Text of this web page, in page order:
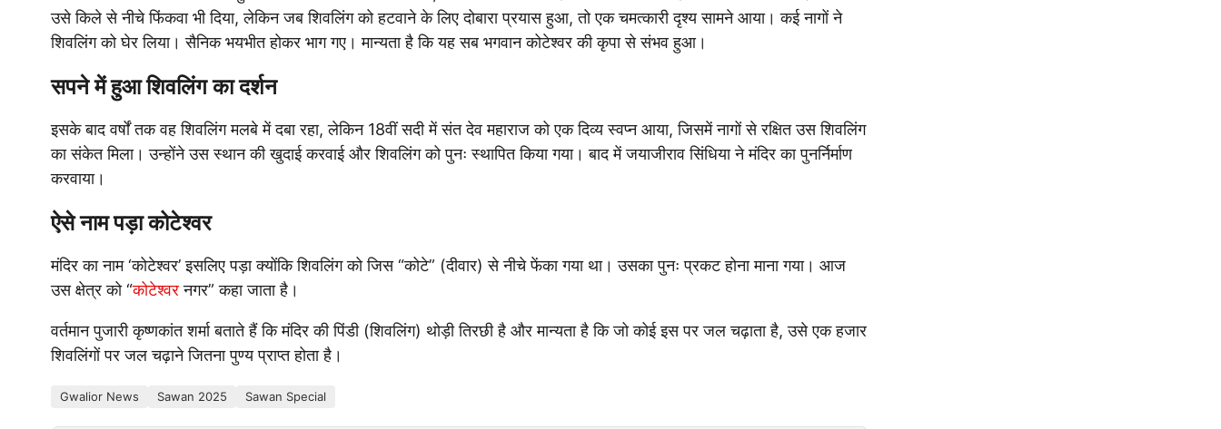
उसे किले से नीचे फिंकवा भी दिया, लेकिन जब शिवलिंग को हटवाने के लिए दोबारा प्रयास हुआ, तो एक चमत्कारी दृश्य सामने आया। कई नागों ने
शिवलिंग को घेर लिया। सैनिक भयभीत होकर भाग गए। मान्यता है कि यह सब भगवान कोटेश्वर की कृपा से संभव हुआ।
सपने में हुआ शिवलिंग का दर्शन
इसके बाद वर्षों तक वह शिवलिंग मलबे में दबा रहा, लेकिन 18वीं सदी में संत देव महाराज को एक दिव्य स्वप्न आया, जिसमें नागों से रक्षित उस शिवलिंग
का संकेत मिला। उन्होंने उस स्थान की खुदाई करवाई और शिवलिंग को पुनः स्थापित किया गया। बाद में जयाजीराव सिंधिया ने मंदिर का पुनर्निर्माण
करवाया।
ऐसे नाम पड़ा कोटेश्वर
मंदिर का नाम ‘कोटेश्वर’ इसलिए पड़ा क्योंकि शिवलिंग को जिस “कोटे” (दीवार) से नीचे फेंका गया था। उसका पुनः प्रकट होना माना गया। आज
उस क्षेत्र को “कोटेश्वरनगर” कहा जाता है।
वर्तमान पुजारी कृष्णकांत शर्मा बताते हैं कि मंदिर की पिंडी (शिवलिंग) थोड़ी तिरछी है और मान्यता है कि जो कोई इस पर जल चढ़ाता है, उसे एक हजार
शिवलिंगों पर जल चढ़ाने जितना पुण्य प्राप्त होता है।
Gwalior News Sawan 2025 Sawan Special